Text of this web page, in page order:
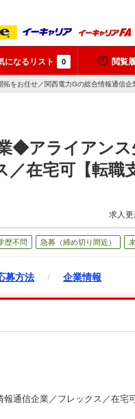
になるリスト 0 閲覧
をお任せ／関西電力Gの総合情報通信企
◆アライアン
在宅可【転職
求人
歴不問 急募（締め切り間近）
募方法 / 企業情報
通信企業／フレックス／在宅